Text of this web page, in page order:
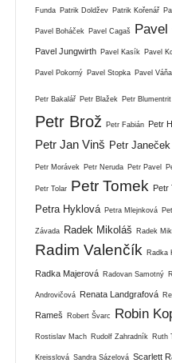
Funda Patrik Doldžev Patrik Kořenář
Pavel Boháček Pavel Cagaš Pavel
Pavel Jungwirth Pavel Kasík Pavel
Pavel Pokorný Pavel Stopka Pavel Váňa
Petr Bakalář Petr Blažek Petr Blumentrit
Petr Brož Petr Fabián Petr
Petr Jan Vinš Petr Janeček
Petr Morávek Petr Neruda Petr Pavel
Petr Tolar Petr Tomek Petr
Petra Hyklová Petra Mlejnková
Závada Radek Mikoláš Radek
Radim Valenčík Radka
Radka Majerová Radovan Samotný
Androvičová Renata Landgrafová
Rameš Robert Švarc Robin
Rostislav Mach Rudolf Zahradník Ruth
Kreisslová Sandra Sázelová Scarlett